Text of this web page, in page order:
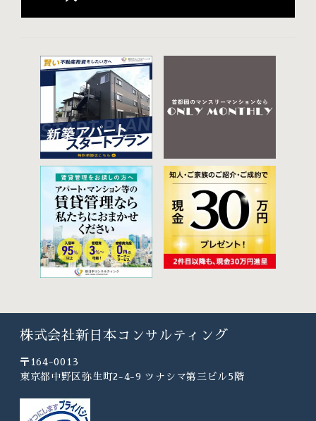
株式会社新日本コンサルティング
〒164-0013
東京都中野区弥生町2-4-9 ツナシマ第三ビル5階